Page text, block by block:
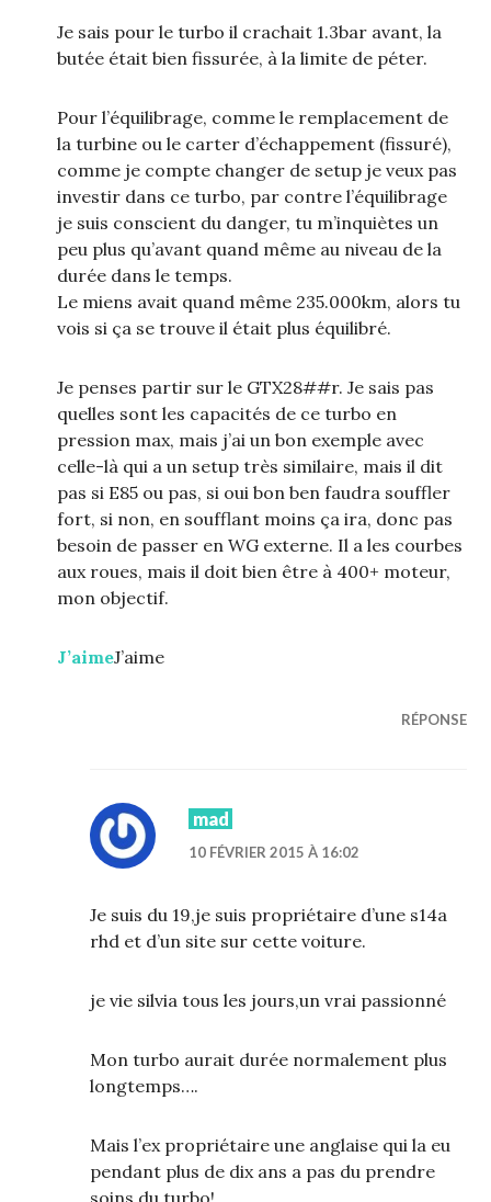
Je sais pour le turbo il crachait 1.3bar avant, la
butée était bien fissurée, à la limite de péter.
Pour l’équilibrage, comme le remplacement de
la turbine ou le carter d’échappement (fissuré),
comme je compte changer de setup je veux pas
investir dans ce turbo, par contre l’équilibrage
je suis conscient du danger, tu m’inquiètes un
peu plus qu’avant quand même au niveau de la
durée dans le temps.
Le miens avait quand même 235.000km, alors tu
vois si ça se trouve il était plus équilibré.
Je penses partir sur le GTX28##r. Je sais pas
quelles sont les capacités de ce turbo en
pression max, mais j’ai un bon exemple avec
celle-là qui a un setup très similaire, mais il dit
pas si E85 ou pas, si oui bon ben faudra souffler
fort, si non, en soufflant moins ça ira, donc pas
besoin de passer en WG externe. Il a les courbes
aux roues, mais il doit bien être à 400+ moteur,
mon objectif.
J’aimeJ’aime
RÉPONSE
mad
10 FÉVRIER 2015 À 16:02
Je suis du 19,je suis propriétaire d’une s14a
rhd et d’un site sur cette voiture.
je vie silvia tous les jours,un vrai passionné
Mon turbo aurait durée normalement plus
longtemps….
Mais l’ex propriétaire une anglaise qui la eu
pendant plus de dix ans a pas du prendre